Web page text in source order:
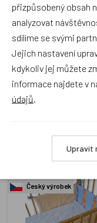
Ld1
Skladem 3 ks
299 Kč
Mantinel Žirafy
Český výrobek
přizpůsobený obsah
analyzovat
sdílíme se svými
Jejich nastavení
kdykoliv jej můžete
informace najdete v
údajů
Upravit